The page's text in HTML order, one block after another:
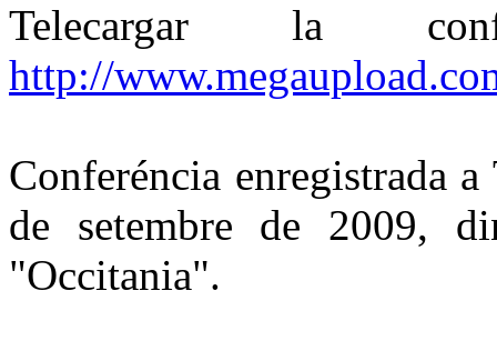
Telecargar la
http://
Conferéncia enregistrada
de setembre de 2009,
"Occitania".